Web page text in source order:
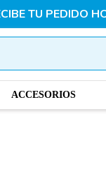
TU PEDIDO
ACCESORIOS